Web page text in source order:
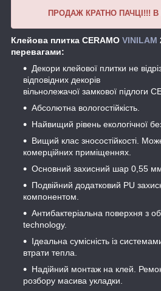
ПРОДАЖ КРАТНО ПАЧЦІ!!! В
Клейова плитка CERAMO VINILAM
перевагами:
Декори клейової плитки не
відповідних декорів
вільнолежачої замкової підлоги
Абсолютна вологостійкість.
Найвищий рівень екологічної
Вищий клас зносостійкості.
комерційних приміщеннях.
Основний захисний шар 0,55
Подвійний додатковий PU
компонентом.
Антибактеріальна поверхня з
technology.
Ідеальна сумісність із
втрати тепла.
Надійний монтаж на клей.
розбору масива укладки.